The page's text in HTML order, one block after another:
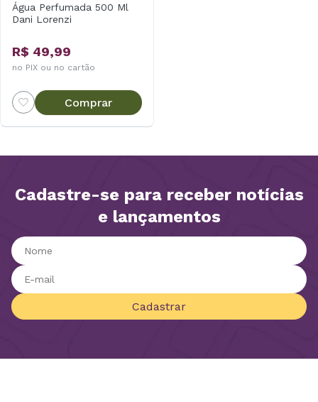
Água Perfumada 500 Ml
Dani Lorenzi
R$ 49,99
no PIX ou no cartão
Comprar
Cadastre-se para receber notícias
e lançamentos
Cadastrar